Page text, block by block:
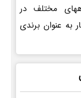
مختلف در
به عنوان برندی